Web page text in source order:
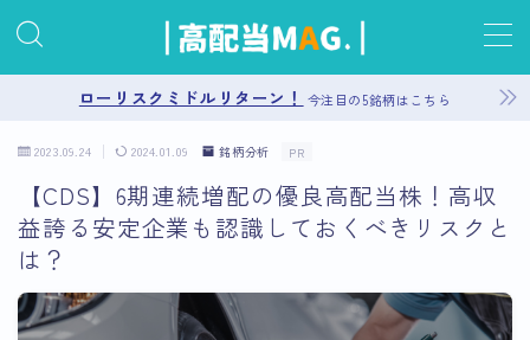
お問い合わせ
プライバシーポリシー
運営者情報
ローリスクミドルリターン！ 今注目の5銘柄はこちら
2023.09.24 2024.01.09 銘柄分析 PR
【CDS】6期連続増配の優良高配当株！高収
益誇る安定企業も認識しておくべきリスクと
は？